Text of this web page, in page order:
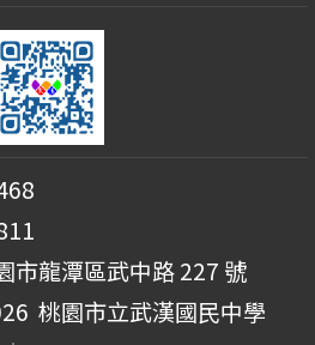
市龍潭區武中路 227 號
桃園市立武漢國民中學